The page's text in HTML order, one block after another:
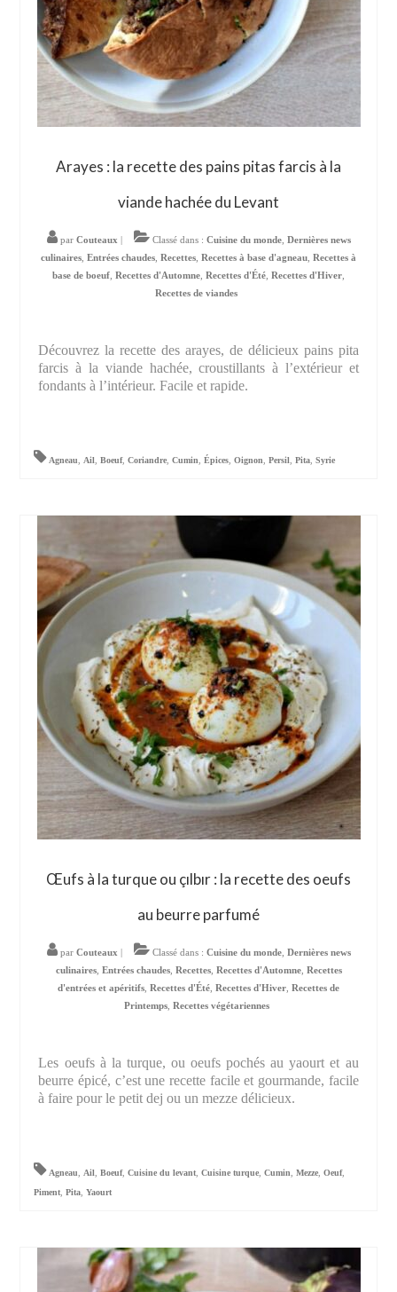
Arayes : la recette des pains pitas farcis à la
viande hachée du Levant
par Couteaux Classé dans : Cuisine du monde, Dernières news
culinaires Entrées chaudes Recettes Recettes à base d'agneau Recettes à
base de boeuf Recettes d'Automne Recettes d'Été Recettes d'Hiver
Recettes de viandes
Découvrez la recette des arayes, de délicieux pains pita
farcis à la viande hachée, croustillants à l’extérieur et
fondants à l’intérieur. Facile et rapide.
Agneau,Ail,Boeuf,Coriandre,Cumin,Épices,Oignon,Persil,Pita,Syrie
Œufs à la turque ou çılbır : la recette des oeufs
au beurre parfumé
par Couteaux Classé dans : Cuisine du monde, Dernières news
culinaires, Entrées chaudes, Recettes, Recettes d'Automne, Recettes
d'entrées et apéritifs Recettes d'Été Recettes d'Hiver Recettes de
Printemps, Recettes végétariennes
Les oeufs à la turque, ou oeufs pochés au yaourt et au
beurre épicé, c’est une recette facile et gourmande, facile
à faire pour le petit dej ou un mezze délicieux.
Agneau,Ail,Boeuf,Cuisine du levant,Cuisine turque,Cumin,Mezze,Oeuf,
Piment,Pita,Yaourt